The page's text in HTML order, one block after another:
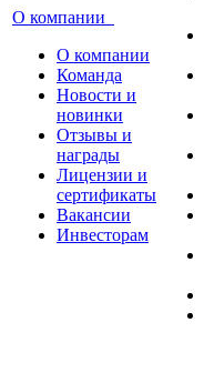
О компании
О компании
Команда
Новости и
новинки
Отзывы и
награды
Лицензии и
сертификаты
Вакансии
Инвесторам